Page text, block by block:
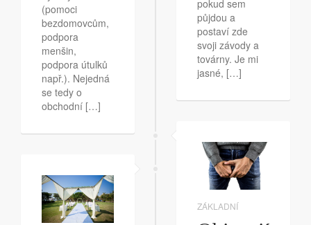
(pomoci
bezdomovcům,
podpora
menšin,
podpora útulků
např.). Nejedná
se tedy o
obchodní […]
pokud sem
půjdou a
postaví zde
svoji závody a
továrny. Je mi
jasné, […]
ZÁKLADNÍ